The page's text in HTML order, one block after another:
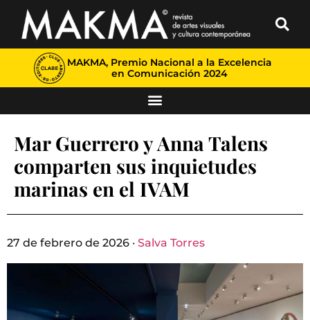
MAKMA, Premio Nacional a la Excelencia
en Comunicación 2024
Mar Guerrero y Anna Talens
comparten sus inquietudes
marinas en el IVAM
27 de febrero de 2026 · Salva Torres